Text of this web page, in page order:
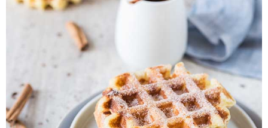
Posiłki
Zdrowo i fit
Kuchnie świata